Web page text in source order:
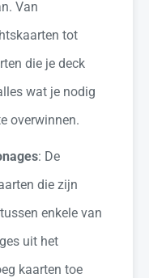
Van
tot
die je deck
wat je nodig
overwinnen.
: De
die zijn
enkele van
uit het
kaarten toe